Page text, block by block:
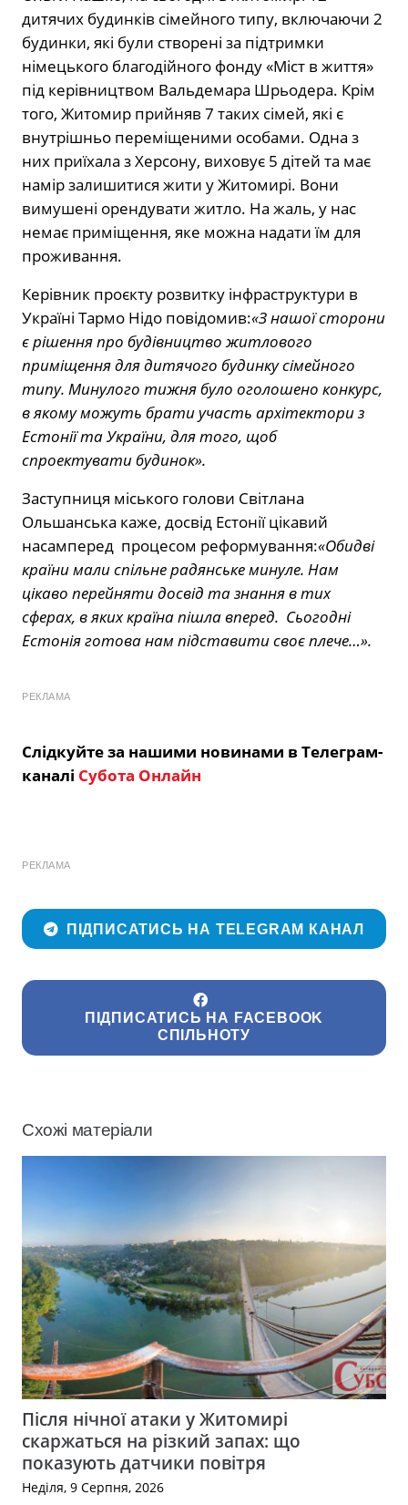
дитячих будинків сімейного типу, включаючи 2
будинки, які були створені за підтримки
німецького благодійного фонду «Міст в життя»
під керівництвом Вальдемара Шрьодера. Крім
того, Житомир прийняв 7 таких сімей, які є
внутрішньо переміщеними особами. Одна з
них приїхала з Херсону, виховує 5 дітей та має
намір залишитися жити у Житомирі. Вони
вимушені орендувати житло. На жаль, у нас
немає приміщення, яке можна надати їм для
проживання.
Керівник проєкту розвитку інфраструктури в
Україні Тармо Нідо повідомив:«З нашої сторони
є рішення про будівництво житлового
приміщення для дитячого будинку сімейного
типу. Минулого тижня було оголошено конкурс,
в якому можуть брати участь архітектори з
Естонії та України, для того, щоб
спроектувати будинок».
Заступниця міського голови Світлана
Ольшанська каже, досвід Естонії цікавий
насамперед процесом реформування:«Обидві
країни мали спільне радянське минуле. Нам
цікаво перейняти досвід та знання в тих
сферах, в яких країна пішла вперед. Сьогодні
Естонія готова нам підставити своє плече…».
РЕКЛАМА
Слідкуйте за нашими новинами в Телеграм-
каналі Субота Онлайн
РЕКЛАМА
ПІДПИСАТИСЬ НА TELEGRAM КАНАЛ
ПІДПИСАТИСЬ НА FACEBOOK
СПІЛЬНОТУ
Схожі матеріали
Після нічної атаки у Житомирі
скаржаться на різкий запах: що
показують датчики повітря
Неділя, 9 Серпня, 2026